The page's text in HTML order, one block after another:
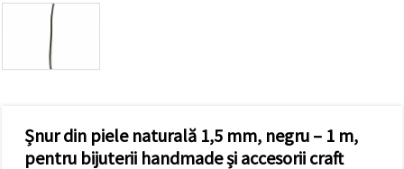
vizitele.
toate
site!" Sau să
vă indicați
preferințele
Șnur din piele naturală 1,5 mm, negru – 1 m,
pentru bijuterii handmade și accesorii craft